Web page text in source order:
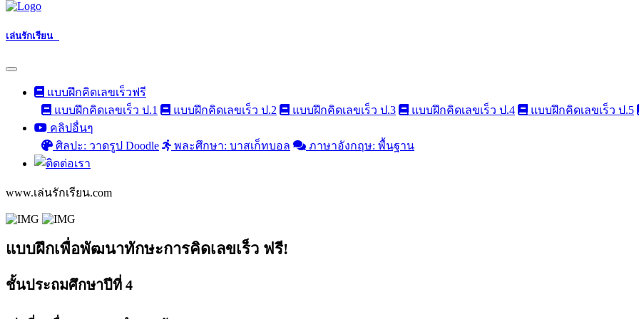
เล่นรักเรียน
แบบฝึกคิดเลขเร็วฟรี
แบบฝึกคิดเลขเร็ว ป.1
แบบฝึกคิดเลขเร็ว ป.2 แบบฝึกคิดเลขเร็ว ป.3 แบบฝึกคิดเลขเร็ว ป.4 แบบฝึกคิดเลขเร็ว ป.5
คลิปอื่นๆ
ศิลปะ: วาดรูป Doodle
พละศึกษา: บาสเก็ทบอล ภาษาอังกฤษ: พื้นฐาน
www.เล่นรักเรียน.com
แบบฝึกเพื่อพัฒนาทักษะการคิดเลขเร็ว ฟรี!
ชั้นประถมศึกษาปีที่ 4